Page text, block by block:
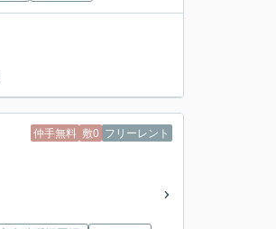
仲手無料 敷0 フリーレント